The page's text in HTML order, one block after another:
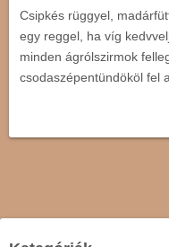
Csipkés rüggyel,
egy reggel, ha víg
minden ágrólszirmok
csodaszépentündököl fel